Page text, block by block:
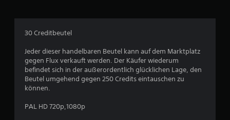
g
n
30 Creditbeutel
Jeder dieser handelbaren Beutel kann auf dem Marktplatz
gegen Flux verkauft werden. Der Käufer wiederum
befindet sich in der außerordentlich glücklichen Lage, den
Beutel umgehend gegen 250 Credits eintauschen zu
können.
PAL HD 720p,1080p